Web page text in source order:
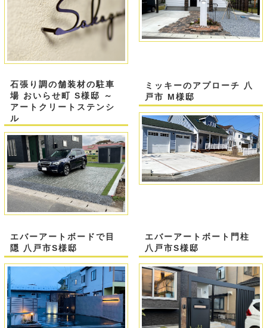
石張り調の舗装材の駐車
場 おいらせ町 S様邸 ～
アートクリートステンシ
ル
ミッキーのアプローチ 八
戸市 M様邸
エバーアートボードで目
隠 八戸市S様邸
エバーアートボート門柱
八戸市S様邸